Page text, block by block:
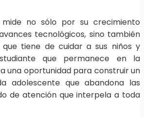
mide no sólo por su crecimiento
tecnológicos, sino también
tiene de cuidar a sus niños y
que permanece en la
una oportunidad para construir un
adolescente que abandona las
de atención que interpela a toda